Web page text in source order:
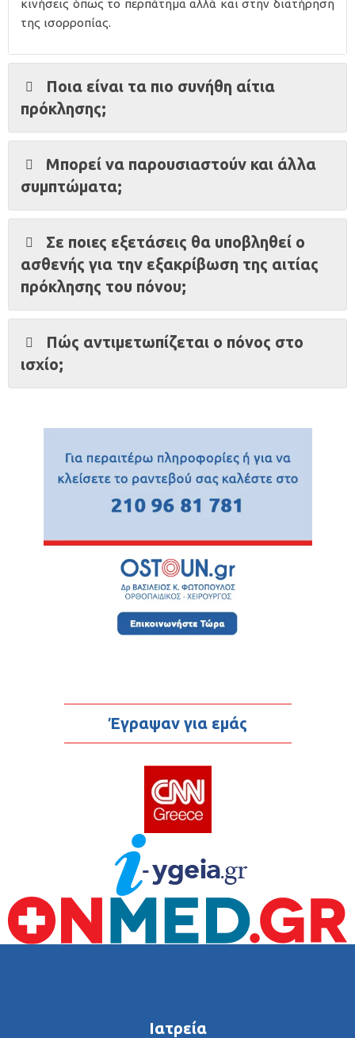
κινήσεις όπως το περπάτημα αλλά και στην διατήρηση
της ισορροπίας.
Ποια είναι τα πιο συνήθη αίτια
πρόκλησης;
Μπορεί να παρουσιαστούν και άλλα
συμπτώματα;
Σε ποιες εξετάσεις θα υποβληθεί ο
ασθενής για την εξακρίβωση της αιτίας
πρόκλησης του πόνου;
Πώς αντιμετωπίζεται ο πόνος στο
ισχίο;
Έγραψαν για εμάς
Ιατρεία